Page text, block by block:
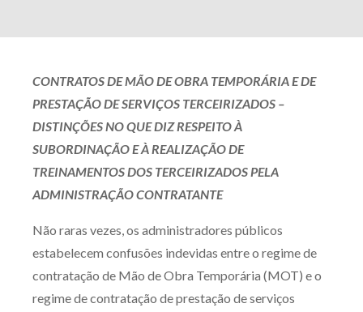
CONTRATOS DE MÃO DE OBRA TEMPORÁRIA E DE
PRESTAÇÃO DE SERVIÇOS TERCEIRIZADOS –
DISTINÇÕES NO QUE DIZ RESPEITO À
SUBORDINAÇÃO E À REALIZAÇÃO DE
TREINAMENTOS DOS TERCEIRIZADOS PELA
ADMINISTRAÇÃO CONTRATANTE
Não raras vezes, os administradores públicos
estabelecem confusões indevidas entre o regime de
contratação de Mão de Obra Temporária (MOT) e o
regime de contratação de prestação de serviços